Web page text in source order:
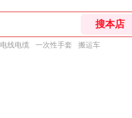
电线电缆 一次性手套 搬运车